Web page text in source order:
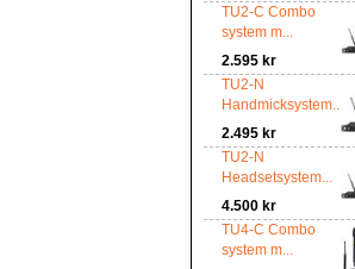
TU2-C Combo
system m...
2.595 kr
TU2-N
Handmicksystem...
2.495 kr
TU2-N
Headsetsystem...
4.500 kr
TU4-C Combo
system m...